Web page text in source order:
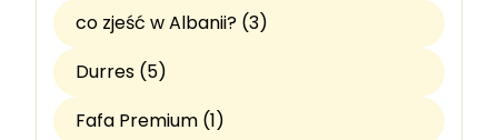
co zjeść w Albanii? (3)
Durres (5)
Fafa Premium (1)